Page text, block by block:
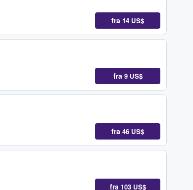
fra 14 US$
fra 9 US$
fra 46 US$
fra 103 US$